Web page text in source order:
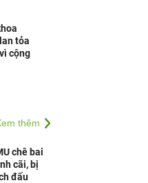
tỏa
cộng
thêm
chê bai
cãi, bị
đấu